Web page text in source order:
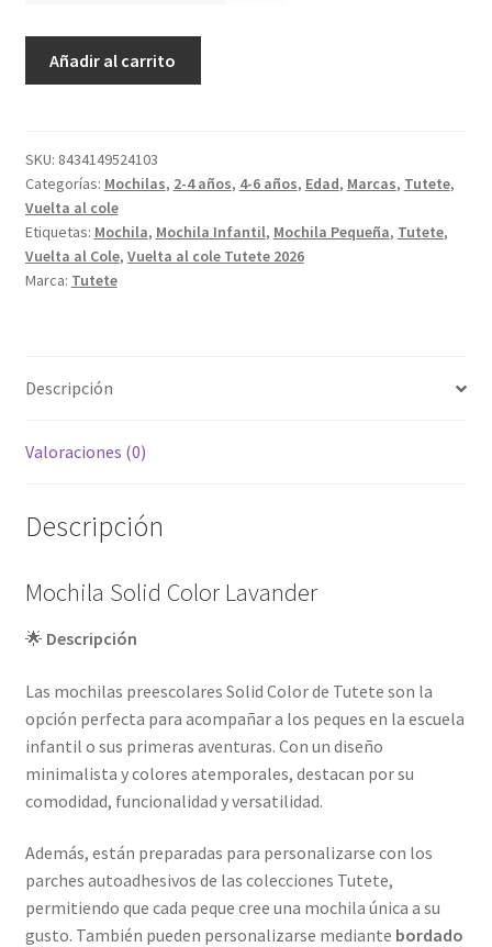
cantidad
Añadir al carrito
SKU: 8434149524103
Categorías: Mochilas, 2-4 años, 4-6 años, Edad, Marcas, Tutete,
Vuelta al cole
Etiquetas: Mochila, Mochila Infantil, Mochila Pequeña, Tutete,
Vuelta al Cole, Vuelta al cole Tutete 2026
Marca: Tutete
Descripción
Valoraciones (0)
Descripción
Mochila Solid Color Lavander
🌟 Descripción
Las mochilas preescolares Solid Color de Tutete son la
opción perfecta para acompañar a los peques en la escuela
infantil o sus primeras aventuras. Con un diseño
minimalista y colores atemporales, destacan por su
comodidad, funcionalidad y versatilidad.
Además, están preparadas para personalizarse con los
parches autoadhesivos de las colecciones Tutete,
permitiendo que cada peque cree una mochila única a su
gusto. También pueden personalizarse mediante bordado